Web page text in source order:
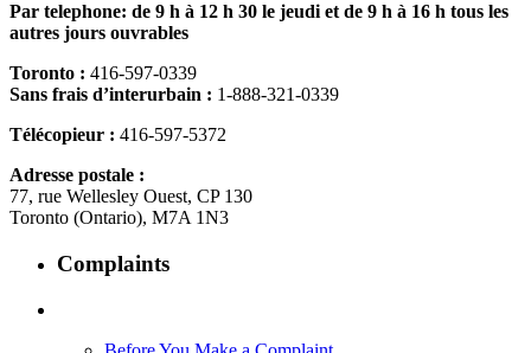
Par telephone: de 9 h à 12 h 30 le jeudi et de 9 h à 16 h tous les
autres jours ouvrables
Toronto : 416-597-0339
Sans frais d’interurbain : 1-888-321-0339
Télécopieur : 416-597-5372
Adresse postale :
77, rue Wellesley Ouest, CP 130
Toronto (Ontario), M7A 1N3
Complaints